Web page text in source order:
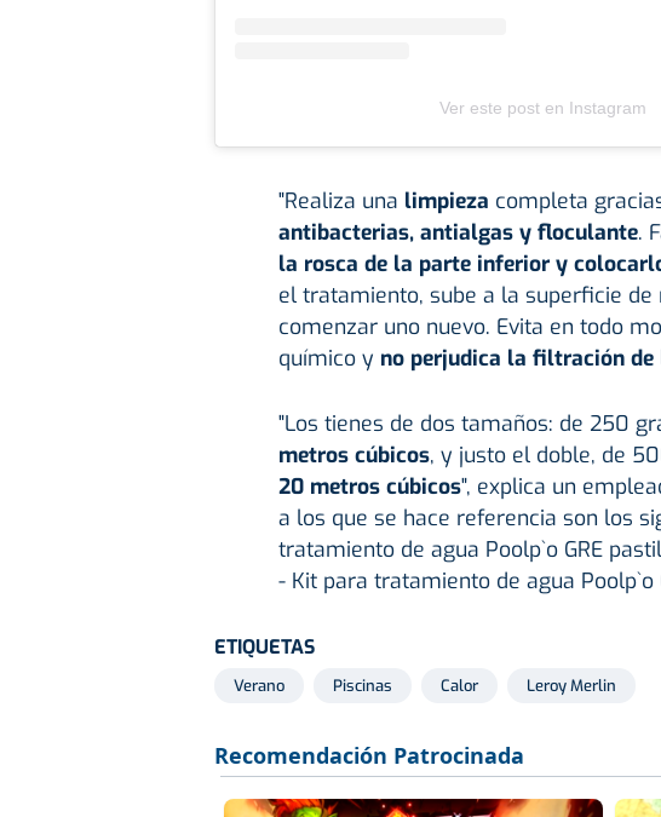
Ver este post en Instagram
"Realiza una limpieza completa
antibacterias, antialgas y floculante.
la rosca de la parte inferior y
el tratamiento, sube a la superficie
comenzar uno nuevo. Evita en todo
químico y no perjudica la filtración de
"Los tienes de dos tamaños: de 250
metros cúbicos, y justo el doble, de
20 metros cúbicos", explica un
a los que se hace referencia son los
tratamiento de agua Poolp`o GRE
- Kit para tratamiento de agua
ETIQUETAS
Verano Piscinas Calor Leroy Merlin